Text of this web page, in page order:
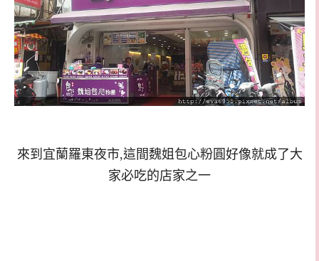
來到宜蘭羅東夜市,這間魏姐包心粉圓好像就成了大
家必吃的店家之一